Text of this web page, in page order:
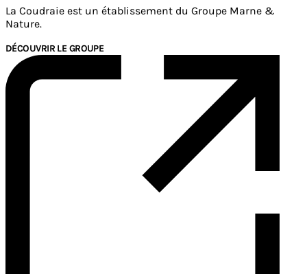
La Coudraie est un établissement du Groupe Marne &
Nature.
DÉCOUVRIR LE GROUPE